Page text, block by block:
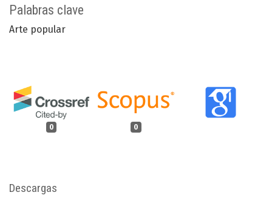
Palabras clave
Arte popular
0 0
Descargas